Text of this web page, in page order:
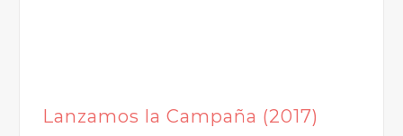
Lanzamos la Campaña (2017)